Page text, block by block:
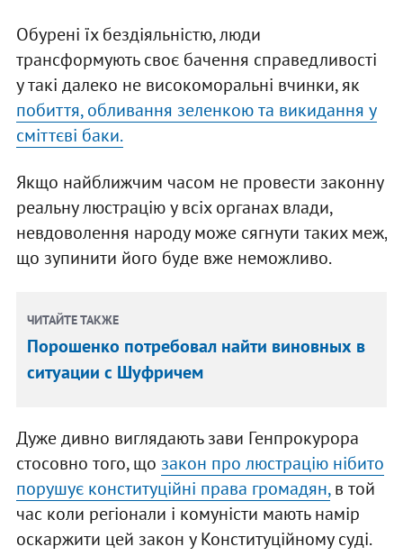
Обурені їх бездіяльністю, люди
трансформують своє бачення справедливості
у такі далеко не високоморальні вчинки, як
побиття, обливання зеленкою та викидання у
сміттєві баки.
Якщо найближчим часом не провести законну
реальну люстрацію у всіх органах влади,
невдоволення народу може сягнути таких меж,
що зупинити його буде вже неможливо.
ЧИТАЙТЕ ТАКЖЕ
Порошенко потребовал найти виновных в
ситуации с Шуфричем
Дуже дивно виглядають зави Генпрокурора
стосовно того, що закон про люстрацію нібито
порушує конституційні права громадян,в той
час коли регіонали і комуністи мають намір
оскаржити цей закон у Конституційному суді.